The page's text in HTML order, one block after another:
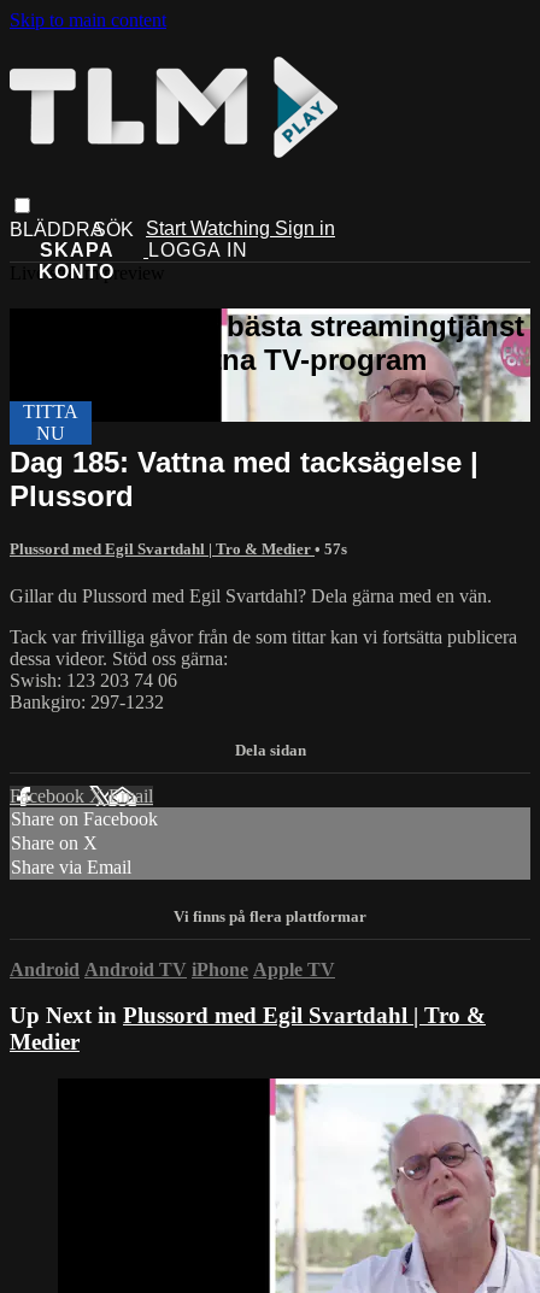
Skip to main content
Start Watching Sign in
Live stream preview
Dag 185: Vattna med tacksägelse |
Plussord
Plussord med Egil Svartdahl | Tro & Medier • 57s
Gillar du Plussord med Egil Svartdahl? Dela gärna med en vän.
Tack var frivilliga gåvor från de som tittar kan vi fortsätta publicera
dessa videor. Stöd oss gärna:
Swish: 123 203 74 06
Bankgiro: 297-1232
Facebook XEmail
Share on Facebook
Share on X
Share via Email
Android Android TV iPhone Apple TV
Up Next in Plussord med Egil Svartdahl | Tro &
Medier